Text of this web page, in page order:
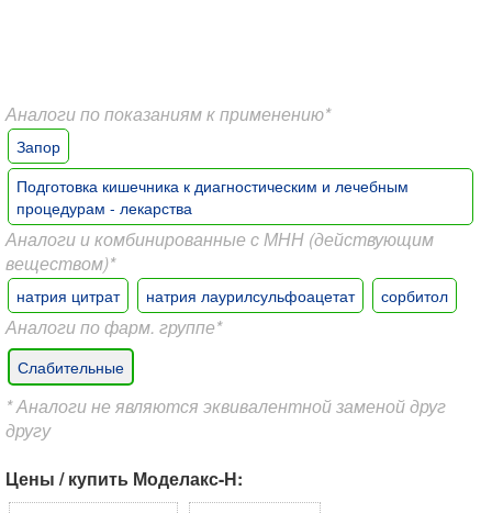
Аналоги по показаниям к применению*
Запор
Подготовка кишечника к диагностическим и лечебным
процедурам - лекарства
Аналоги и комбинированные с МНН (действующим
веществом)*
натрия цитрат натрия лаурилсульфоацетат сорбитол
Аналоги по фарм. группе*
Слабительные
* Аналоги не являются эквивалентной заменой друг
другу
Цены / купить Моделакс-Н: